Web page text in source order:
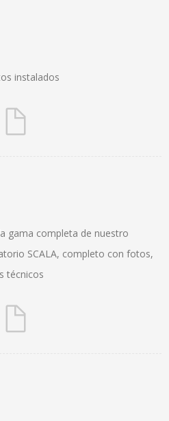
instalados
gama completa de nuestro
SCALA, completo con fotos,
técnicos